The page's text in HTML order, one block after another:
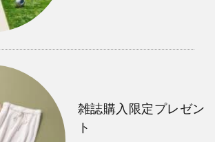
雑誌購入限定プレゼン
ト